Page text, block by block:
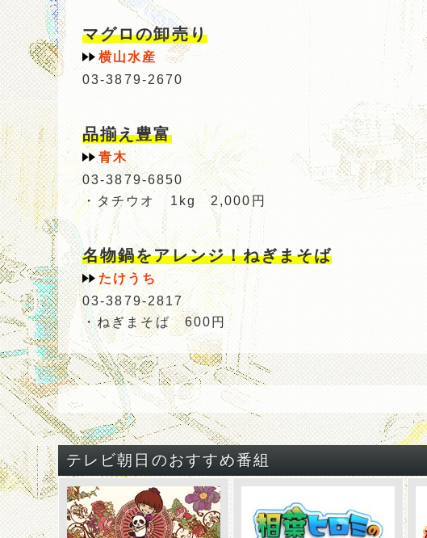
マグロの卸売り
横山水産
03-3879-2670
品揃え豊富
青木
03-3879-6850
・タチウオ 1kg 2,000円
名物鍋をアレンジ！ねぎまそば
たけうち
03-3879-2817
・ねぎまそば 600円
テレビ朝日のおすすめ番組